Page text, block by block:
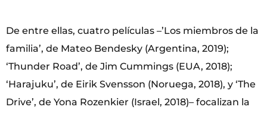
De entre ellas, cuatro películas –’Los miembros de la
familia’, de Mateo Bendesky (Argentina, 2019);
‘Thunder Road’, de Jim Cummings (EUA, 2018);
‘Harajuku’, de Eirik Svensson (Noruega, 2018), y ‘The
Drive’, de Yona Rozenkier (Israel, 2018)– focalizan la